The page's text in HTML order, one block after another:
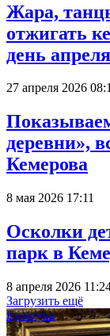
Жара,
отжигать
день
27 апреля 2026
деревни»,
Кемерова
8 мая 2026 17:11
Осколки
парк в
8 апреля 2026
Загрузить ещё
Культура